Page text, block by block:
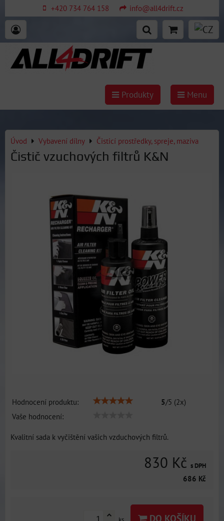
+420 734 764 158 info@all4drift.cz
Produkty Menu
Úvod Vybavení dílny Čisticí prostředky, spreje, maziva
Čistič vzuchových filtrů K&N
Hodnocení produktu: 5/5 (2x)
Vaše hodnocení:
Kvalitní sada k vyčištění vašich vzduchových filtrů.
830 Kč s DPH
686 Kč
DO KOŠÍKU